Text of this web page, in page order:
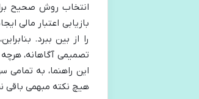
انتخاب روش صحیح
بازیابی اعتبار مالی
را از بین ببرد.
تصمیمی آگاهانه،
این راهنما، به
هیچ نکته مبهمی باقی